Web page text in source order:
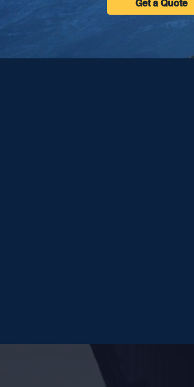
Get a Quote